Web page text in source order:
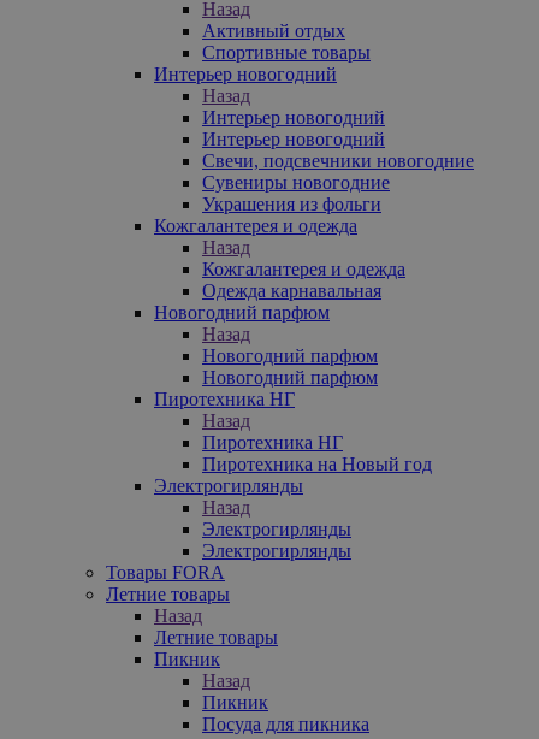
Назад
Активный отдых
Спортивные товары
Интерьер новогодний
Назад
Интерьер новогодний
Интерьер новогодний
Свечи, подсвечники новогодние
Сувениры новогодние
Украшения из фольги
Кожгалантерея и одежда
Назад
Кожгалантерея и одежда
Одежда карнавальная
Новогодний парфюм
Назад
Новогодний парфюм
Новогодний парфюм
Пиротехника НГ
Назад
Пиротехника НГ
Пиротехника на Новый год
Электрогирлянды
Назад
Электрогирлянды
Электрогирлянды
Товары FORA
Летние товары
Назад
Летние товары
Пикник
Назад
Пикник
Посуда для пикника